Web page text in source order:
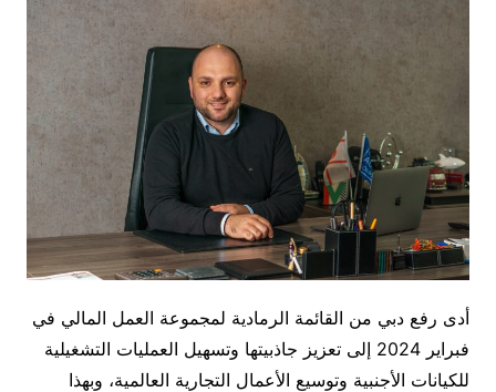
أدى رفع دبي من القائمة الرمادية لمجموعة العمل المالي في
فبراير 2024 إلى تعزيز جاذبيتها وتسهيل العمليات التشغيلية
للكيانات الأجنبية وتوسيع الأعمال التجارية العالمية، وبهذا